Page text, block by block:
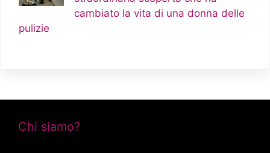
cambiato la vita di una donna delle
pulizie
Chi siamo?